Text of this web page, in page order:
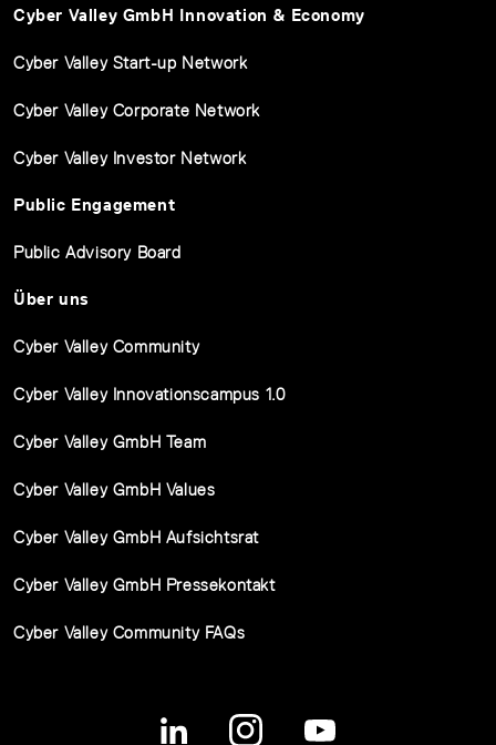
Cyber Valley GmbH Innovation & Economy
Cyber Valley Start-up Network
Cyber Valley Corporate Network
Cyber Valley Investor Network
Public Engagement
Public Advisory Board
Über uns
Cyber Valley Community
Cyber Valley Innovationscampus 1.0
Cyber Valley GmbH Team
Cyber Valley GmbH Values
Cyber Valley GmbH Aufsichtsrat
Cyber Valley GmbH Pressekontakt
Cyber Valley Community FAQs